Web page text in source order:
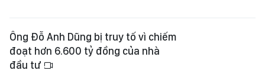
Ông Đỗ Anh Dũng bị truy tố vì chiếm
đoạt hơn 6.600 tỷ đồng của nhà
đầu tư